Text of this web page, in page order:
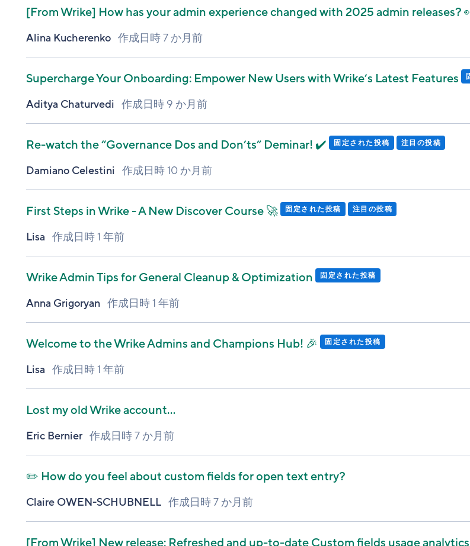
[From Wrike] How has your admin experience changed with 2025 admin releases?
Alina Kucherenko 作成日時7 か月前
Supercharge Your Onboarding: Empower New Users with Wrike’s Latest Features
Aditya Chaturvedi 作成日時 9 か月前
Re-watch the “Governance Dos and Don’ts” Deminar! ✔️ 固定された投稿 注目の投稿
Damiano Celestini 作成日時10 か月前
First Steps in Wrike - A New Discover Course 🚀 固定された投稿 注目の投稿
Lisa 作成日時1 年前
Wrike Admin Tips for General Cleanup & Optimization 固定された投稿
Anna Grigoryan 作成日時1 年前
Welcome to the Wrike Admins and Champions Hub! 🎉 固定された投稿
Lisa 作成日時1 年前
Lost my old Wrike account...
Eric Bernier 作成日時7 か月前
✏️ How do you feel about custom fields for open text entry?
Claire OWEN-SCHUBNELL 作成日時7 か月前